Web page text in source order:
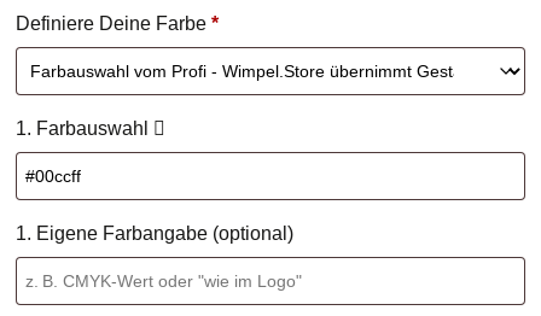
Definiere Deine Farbe *
1. Farbauswahl
1. Eigene Farbangabe (optional)